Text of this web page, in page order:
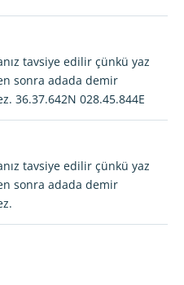
tavsiye edilir çünkü yaz
sonra adada demir
36.37.642N 028.45.844E
tavsiye edilir çünkü yaz
sonra adada demir